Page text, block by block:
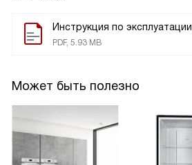
Инструкция по эксплуатации
PDF, 5.93 MB
Может быть полезно